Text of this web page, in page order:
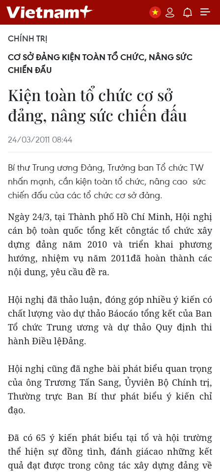
CHÍNH TRỊ
CƠ SỞ ĐẢNG KIỆN TOÀN TỔ CHỨC, NÂNG SỨC
CHIẾN ĐẤU
Kiện toàn tổ chức cơ sở
đảng, nâng sức chiến đấu
24/03/2011 08:44
Bí thư Trung ương Đảng, Trưởng ban Tổ chức TW
nhấn mạnh, cần kiện toàn tổ chức, nâng cao sức
chiến đấu của các tổ chức cơ sở đảng.
Ngày 24/3, tại Thành phố Hồ Chí Minh, Hội nghị
cán bộ toàn quốc tổng kết côngtác tổ chức xây
dựng đảng năm 2010 và triển khai phương
hướng, nhiệm vụ năm 2011đã hoàn thành các
nội dung, yêu cầu đề ra.
Hội nghị đã thảo luận, đóng góp nhiều ý kiến có
chất lượng vào dự thảo Báocáo tổng kết của Ban
Tổ chức Trung ương và dự thảo Quy định thi
hành Điều lệĐảng.
Hội nghị cũng đã nghe bài phát biểu quan trọng
của ông Trương Tấn Sang, Ủyviên Bộ Chính trị,
Thường trực Ban Bí thư phát biểu ý kiến chỉ
đạo.
Đã có 65 ý kiến phát biểu tại tổ và hội trường
thể hiện sự đồng tình, đánh giácao những kết
quả đạt được trong công tác xây dựng đảng về